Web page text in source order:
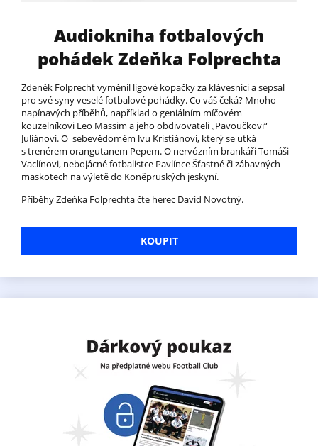
Audiokniha fotbalových
pohádek Zdeňka Folprechta
Zdeněk Folprecht vyměnil ligové kopačky za klávesnici a sepsal
pro své syny veselé fotbalové pohádky. Co váš čeká? Mnoho
napínavých příběhů, například o geniálním míčovém
kouzelníkovi Leo Massim a jeho obdivovateli „Pavoučkovi“
Juliánovi. O sebevědomém lvu Kristiánovi, který se utká
s trenérem orangutanem Pepem. O nervózním brankáři Tomáši
Vaclínovi, nebojácné fotbalistce Pavlínce Šťastné či zábavných
maskotech na výletě do Koněpruských jeskyní.
Příběhy Zdeňka Folprechta čte herec David Novotný.
KOUPIT